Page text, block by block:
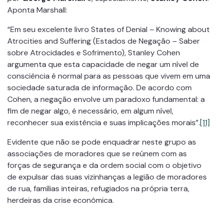
Aponta Marshall:
“Em seu excelente livro States of Denial – Knowing about
Atrocities and Suffering (Estados de Negação – Saber
sobre Atrocidades e Sofrimento), Stanley Cohen
argumenta que esta capacidade de negar um nível de
consciência é normal para as pessoas que vivem em uma
sociedade saturada de informação. De acordo com
Cohen, a negação envolve um paradoxo fundamental: a
fim de negar algo, é necessário, em algum nível,
reconhecer sua existência e suas implicações morais”.[11]
Evidente que não se pode enquadrar neste grupo as
associações de moradores que se reúnem com as
forças de segurança e da ordem social com o objetivo
de expulsar das suas vizinhanças a legião de moradores
de rua, famílias inteiras, refugiados na própria terra,
herdeiras da crise econômica.